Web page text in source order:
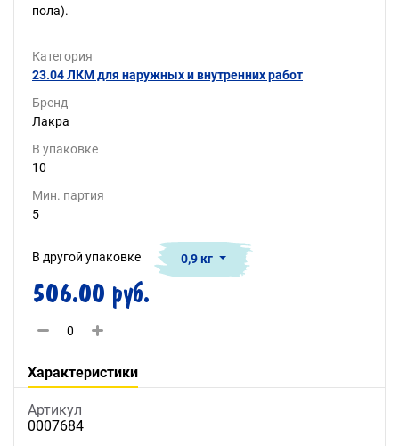
пола).
Категория
23.04 ЛКМ для наружных и внутренних работ
Бренд
Лакра
В упаковке
10
Мин. партия
5
В другой упаковке 0,9 кг
506.00 руб.
Характеристики
Артикул
0007684